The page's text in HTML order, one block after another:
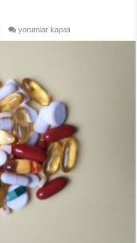
KORTİZON
yorumlar kapalı